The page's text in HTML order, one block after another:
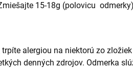
15-18g (polovicu
trpíte alergiou na niektorú zo
denných zdrojov. Odmerka